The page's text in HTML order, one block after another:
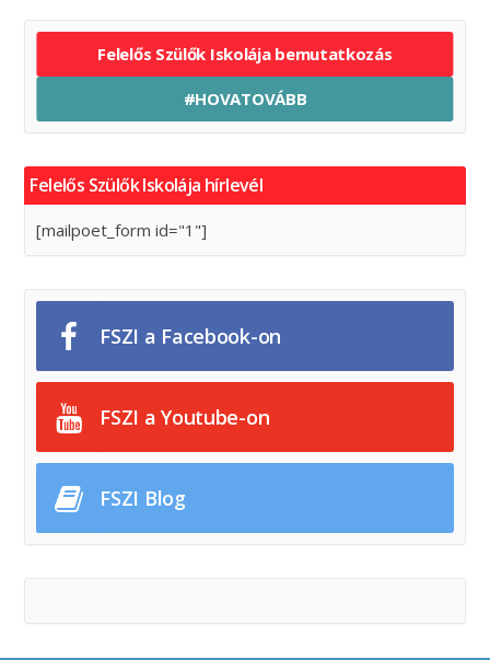
Felelős Szülők Iskolája bemutatkozás
#HOVATOVÁBB
Felelős Szülők Iskolája hírlevél
[mailpoet_form id="1"]
FSZI a Facebook-on
FSZI a Youtube-on
FSZI Blog